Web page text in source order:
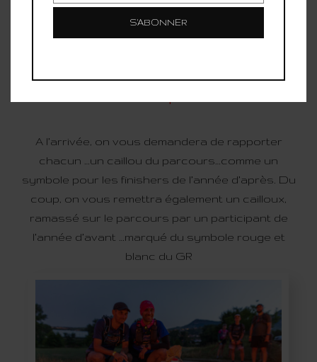
Montagnard
Pour 2022, on a des idées !!
A l’arrivée, on vous demandera de rapporter
chacun …un caillou du parcours…comme un
symbole pour les finishers de l’année d’après. Du
coup, on vous remettra également un cailloux,
ramassé sur le parcours par un participant de
l’année d’avant …marqué du symbole rouge et
blanc du GR
S'ABONNER